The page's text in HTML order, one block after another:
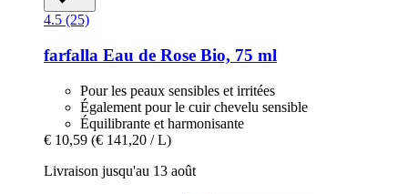
4.5 (25)
farfalla Eau de Rose Bio, 75 ml
Pour les peaux sensibles et irritées
Également pour le cuir chevelu sensible
Équilibrante et harmonisante
€ 10,59 (€ 141,20 / L)
Livraison jusqu'au 13 août